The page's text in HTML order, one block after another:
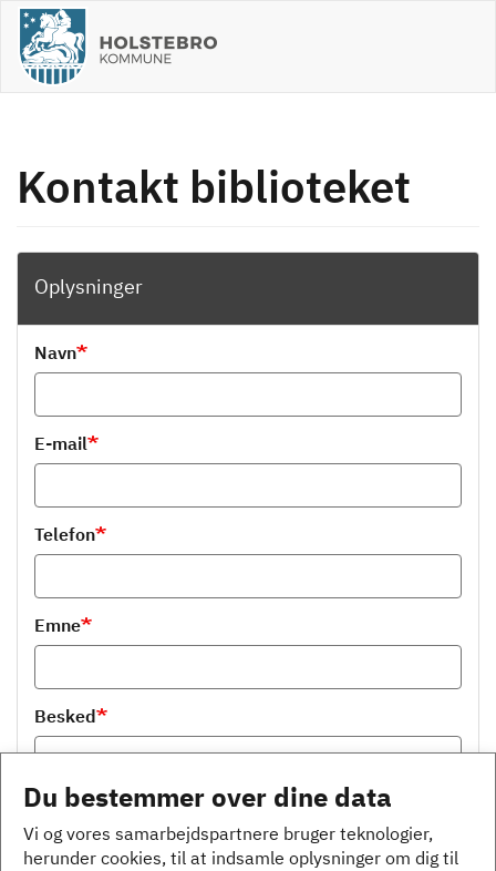
Gå
hovedindhold
Kontakt biblioteket
Oplysninger
Navn
E-mail
Telefon
Emne
Besked
Du bestemmer over dine data
Vi og vores samarbejdspartnere bruger teknologier,
herunder cookies, til at indsamle oplysninger om dig til